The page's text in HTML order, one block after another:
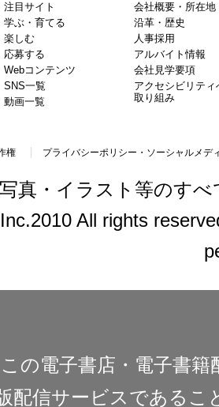
注目サイト
学ぶ・育てる
楽しむ
応募する
Webコンテンツ
SNS一覧
動画一覧
会社概要・所在地
沿革・歴史
人事採用
アルバイト情報
会社見学要項
アクセシビリティ
取り組み
権 プライバシーポリシー・ソーシャルメデ
真・イラスト等のす
All rights
の電子書店・電子書
配信サービスであるこ